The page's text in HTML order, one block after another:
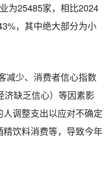
为25485家，相比2024
，其中绝大部分为小
减少、消费者信心指数
缺乏信心）等因素影
调整支出以应对不确定
饮料消费等，导致今年